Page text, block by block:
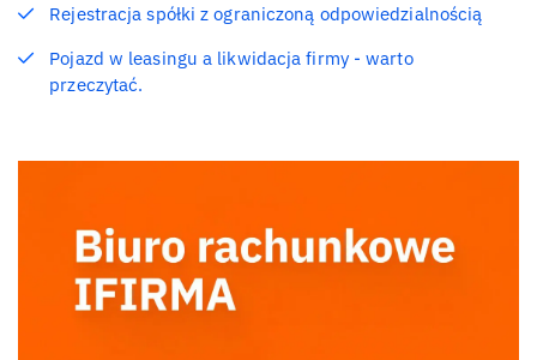
Rejestracja spółki z ograniczoną odpowiedzialnością
Pojazd w leasingu a likwidacja firmy - warto
przeczytać.